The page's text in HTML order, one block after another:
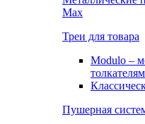
Max
Треи для товара
Modulo –
Пушерная